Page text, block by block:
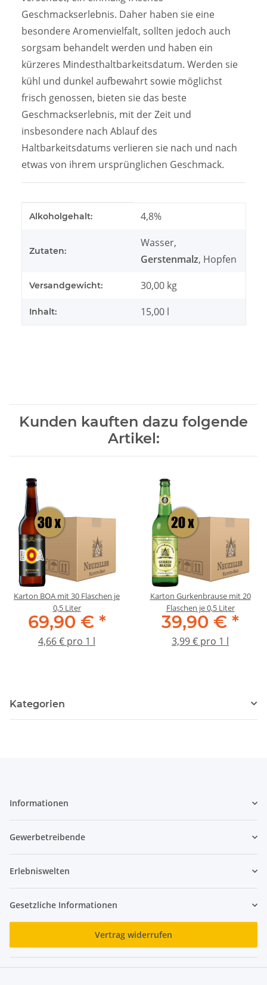
Geschmackserlebnis. Daher haben sie eine
besondere Aromenvielfalt, sollten jedoch auch
sorgsam behandelt werden und haben ein
kürzeres Mindesthaltbarkeitsdatum. Werden sie
kühl und dunkel aufbewahrt sowie möglichst
frisch genossen, bieten sie das beste
Geschmackserlebnis, mit der Zeit und
insbesondere nach Ablauf des
Haltbarkeitsdatums verlieren sie nach und nach
etwas von ihrem ursprünglichen Geschmack.
Produkteigenschaft
Wert
Alkoholgehalt: 4,8%
Zutaten:
Wasser,
Gerstenmalz, Hopfen
Versandgewicht: 30,00 kg
Inhalt: 15,00 l
Kunden kauften dazu folgende
Artikel:
Karton BOA mit 30 Flaschen je
0,5 Liter
69,90 € *
4,66 € pro 1 l
Karton Gurkenbrause mit 20
Flaschen je 0,5 Liter
39,90 € *
3,99 € pro 1 l
Kategorien
Informationen
Gewerbetreibende
Erlebniswelten
Gesetzliche Informationen
Vertrag widerrufen